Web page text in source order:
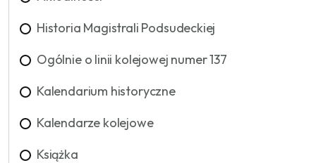
Historia Magistrali Podsudeckiej
Ogólnie o linii kolejowej numer 137
Kalendarium historyczne
Kalendarze kolejowe
Książka